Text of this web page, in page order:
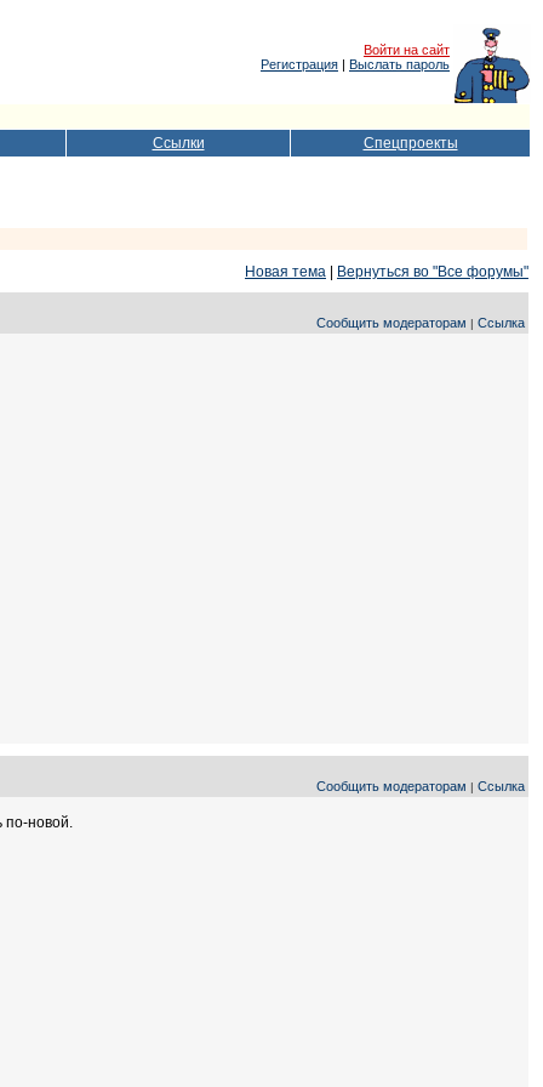
Войти на сайт
Регистрация | Выслать пароль
Ссылки Спецпроекты
Новая тема
Вернуться во "Все форумы"
Сообщить модераторам Ссылка
Сообщить модераторам Ссылка
по-новой.